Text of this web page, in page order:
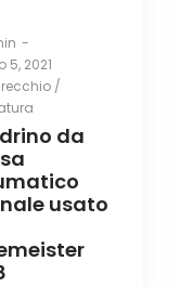
5, 2021
/
da
usato